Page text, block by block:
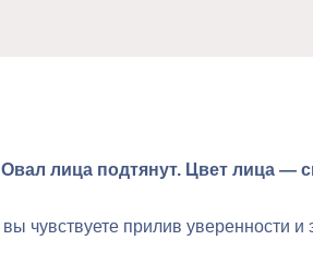
лица подтянут. Цвет лица —
чувствуете прилив уверенности и